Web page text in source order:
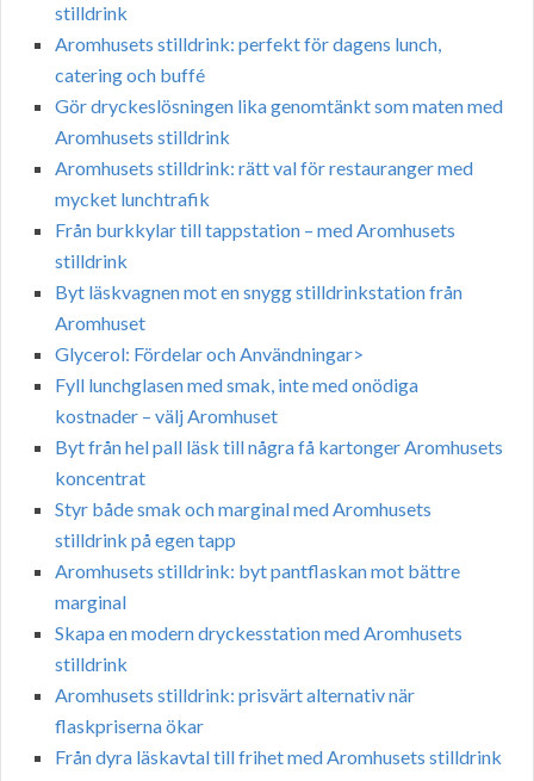
stilldrink
Aromhusets stilldrink: perfekt för dagens lunch,
catering och buffé
Gör dryckeslösningen lika genomtänkt som maten med
Aromhusets stilldrink
Aromhusets stilldrink: rätt val för restauranger med
mycket lunchtrafik
Från burkkylar till tappstation – med Aromhusets
stilldrink
Byt läskvagnen mot en snygg stilldrinkstation från
Aromhuset
Glycerol: Fördelar och Användningar>
Fyll lunchglasen med smak, inte med onödiga
kostnader – välj Aromhuset
Byt från hel pall läsk till några få kartonger Aromhusets
koncentrat
Styr både smak och marginal med Aromhusets
stilldrink på egen tapp
Aromhusets stilldrink: byt pantflaskan mot bättre
marginal
Skapa en modern dryckesstation med Aromhusets
stilldrink
Aromhusets stilldrink: prisvärt alternativ när
flaskpriserna ökar
Från dyra läskavtal till frihet med Aromhusets stilldrink